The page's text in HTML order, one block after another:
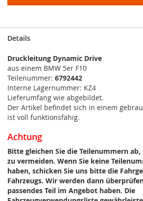
Details
Druckleitung Dynamic Drive
aus einem BMW 5er F10
Teilenummer: 6792442
Interne Lagernummer: KZ4
Lieferumfang wie abgebildet.
Der Artikel befindet sich in einem
ist voll funktionsfähig.
Achtung
Bitte gleichen Sie die Teilenummern
zu vermeiden. Wenn Sie keine
haben, schicken Sie uns bitte die
Fahrzeugs. Wir werden dann
passendes Teil im Angebot haben. Die